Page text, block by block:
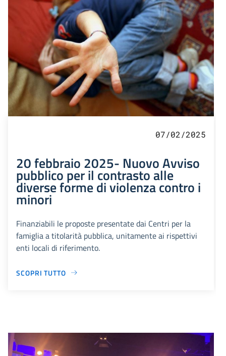
07/02/2025
20 febbraio 2025- Nuovo Avviso
pubblico per il contrasto alle
diverse forme di violenza contro i
minori
Finanziabili le proposte presentate dai Centri per la
famiglia a titolarità pubblica, unitamente ai rispettivi
enti locali di riferimento.
SCOPRI TUTTO